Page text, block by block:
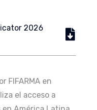
2026
FIFARMA en
el acceso a